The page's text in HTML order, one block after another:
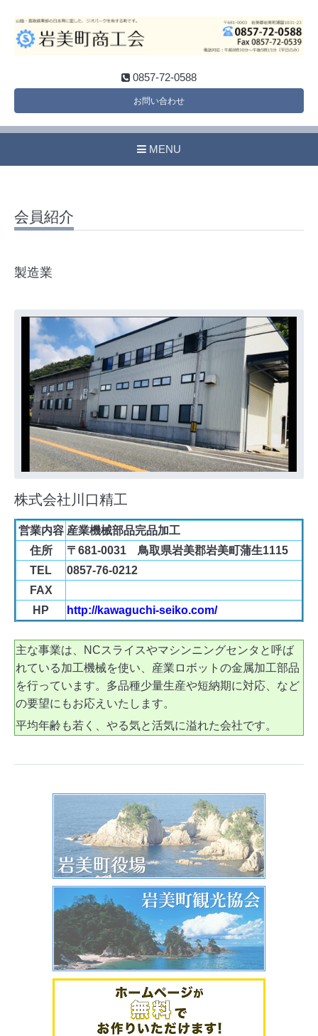
0857-72-0588
お問い合わせ
MENU
会員紹介
製造業
株式会社川口精工
営業内容 産業機械部品完品加工
住所
〒681-0031 鳥取県岩美郡岩美町蒲生1115
TEL
0857-76-0212
FAX
HP
http://kawaguchi-seiko.com/
主な事業は、NCスライスやマシンニングセンタと呼ば
れている加工機械を使い、産業ロボットの金属加工部品
を行っています。多品種少量生産や短納期に対応、など
の要望にもお応えいたします。
平均年齢も若く、やる気と活気に溢れた会社です。